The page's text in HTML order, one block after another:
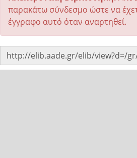
παρακάτω σύνδεσμο ώστε να
έγγραφο αυτό όταν αναρτηθεί.